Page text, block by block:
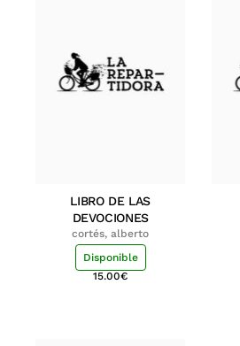
LIBRO DE LAS
DEVOCIONES
cortés, alberto
Disponible
15.00€